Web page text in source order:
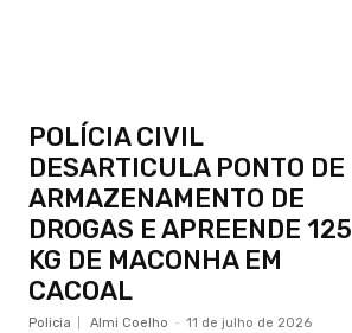
POLÍCIA CIVIL
DESARTICULA PONTO DE
ARMAZENAMENTO DE
DROGAS E APREENDE 125
KG DE MACONHA EM
CACOAL
Policia Almi Coelho - 11 de julho de 2026